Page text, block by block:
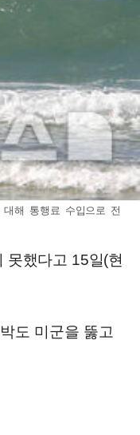
해 통행료 수입으로 전
못했다고 15일(현
도 미군을 뚫고